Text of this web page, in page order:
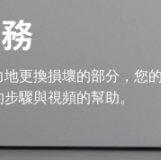
更換損壞的部分，您
驟與視頻的幫助。